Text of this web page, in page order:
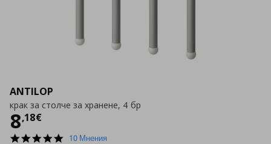
ANTILOP
крак за столче за хранене, 4 бр
8,18€
Цена
4.9
10 Мнения